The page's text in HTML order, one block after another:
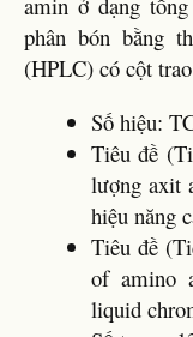
phân bón bằng
(HPLC) có cột
Số hiệu:
Tiêu đề
lượng axit
hiệu năng
Tiêu đề
of amino
liquid